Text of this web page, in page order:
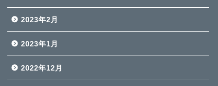
2023年2月
2023年1月
2022年12月